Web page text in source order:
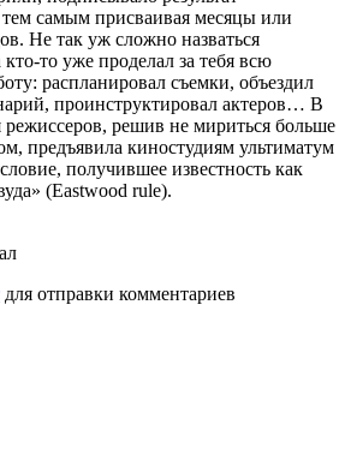
самым присваивая месяцы или
Не так уж сложно назваться
то уже проделал за тебя всю
распланировал съемки, объездил
проинструктировал актеров… В
режиссеров, решив не мириться больше
предъявила киностудиям ультиматум
получившее известность как
(Eastwood rule).
для отправки комментариев